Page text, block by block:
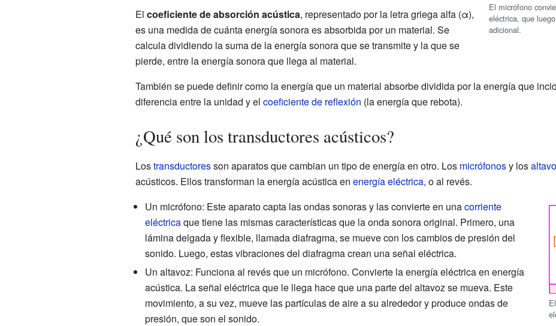
El micrófono
eléctrica, que
adicional.
El coeficiente de absorción acústica, representado por la letra griega alfa (α),
es una medida de cuánta energía sonora es absorbida por un material. Se
calcula dividiendo la suma de la energía sonora que se transmite y la que se
pierde, entre la energía sonora que llega al material.
También se puede definir como la energía que un material absorbe dividida por la energía que
diferencia entre la unidad y el coeficiente de reflexión (la energía que rebota).
¿Qué son los transductores acústicos?
Lostransductoresson aparatos que cambian un tipo de energía en otro. Los micrófonosy los
acústicos. Ellos transforman la energía acústica en energía eléctrica, o al revés.
Un micrófono: Este aparato capta las ondas sonoras y las convierte en unacorriente
eléctricaque tiene las mismas características que la onda sonora original. Primero, una
lámina delgada y flexible, llamada diafragma, se mueve con los cambios de presión del
sonido. Luego, estas vibraciones del diafragma crean una señal eléctrica.
Un altavoz: Funciona al revés que un micrófono. Convierte la energía eléctrica en energía
acústica. La señal eléctrica que le llega hace que una parte del altavoz se mueva. Este
movimiento, a su vez, mueve las partículas de aire a su alrededor y produce ondas de
presión, que son el sonido.